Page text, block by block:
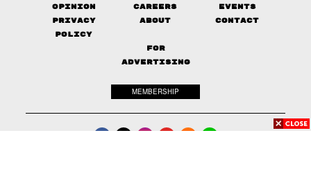
Opinion
Careers
Events
Privacy
Policy
About Contact
FOR
ADVERTISING
MEMBERSHIP